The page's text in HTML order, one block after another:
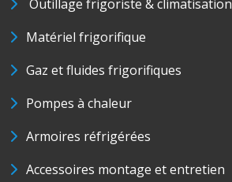
Outillage frigoriste & climatisation
Matériel frigorifique
Gaz et fluides frigorifiques
Pompes à chaleur
Armoires réfrigérées
Accessoires montage et entretien